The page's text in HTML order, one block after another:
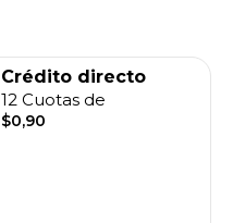
Crédito directo
12 Cuotas de
$0,90